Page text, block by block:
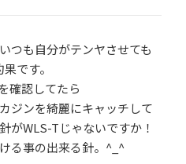
つも自分がテンヤさせても
です。
確認してたら
ジンを綺麗にキャッチして
がWLS-Tじゃないですか！
る事の出来る針。^_^